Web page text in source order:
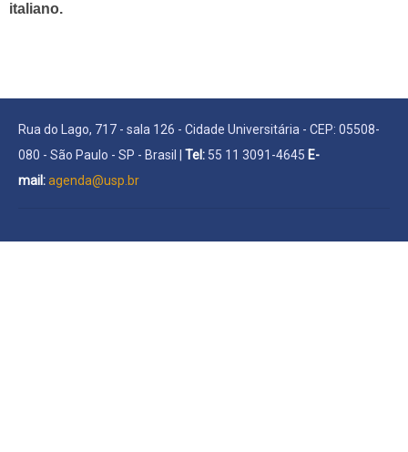
italiano.
Rua do Lago, 717 - sala 126 - Cidade Universitária - CEP: 05508-
080 - São Paulo - SP - Brasil | Tel: 55 11 3091-4645 E-
mail:agenda@usp.br